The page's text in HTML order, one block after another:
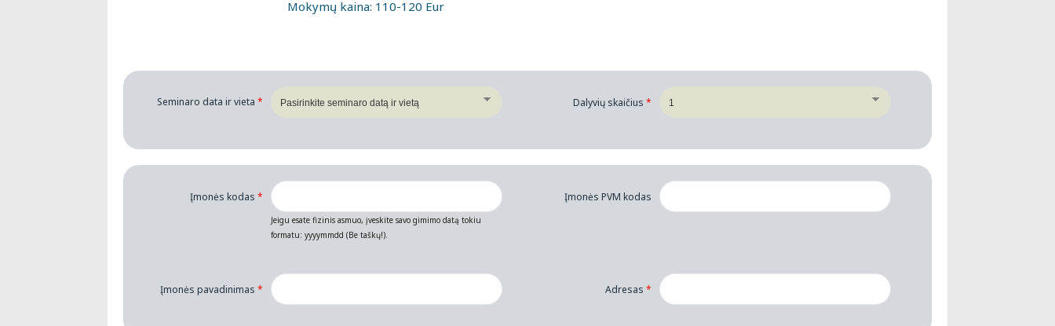
Mokymų kaina: 110-120 Eur
Seminaro data ir vieta* Dalyvių skaičius*
Įmonės kodas*
Jeigu esate fizinis asmuo, įveskite savo gimimo datą tokiu
formatu: yyyymmdd (Be taškų!).
Įmonės PVM kodas
Įmonės pavadinimas* Adresas*